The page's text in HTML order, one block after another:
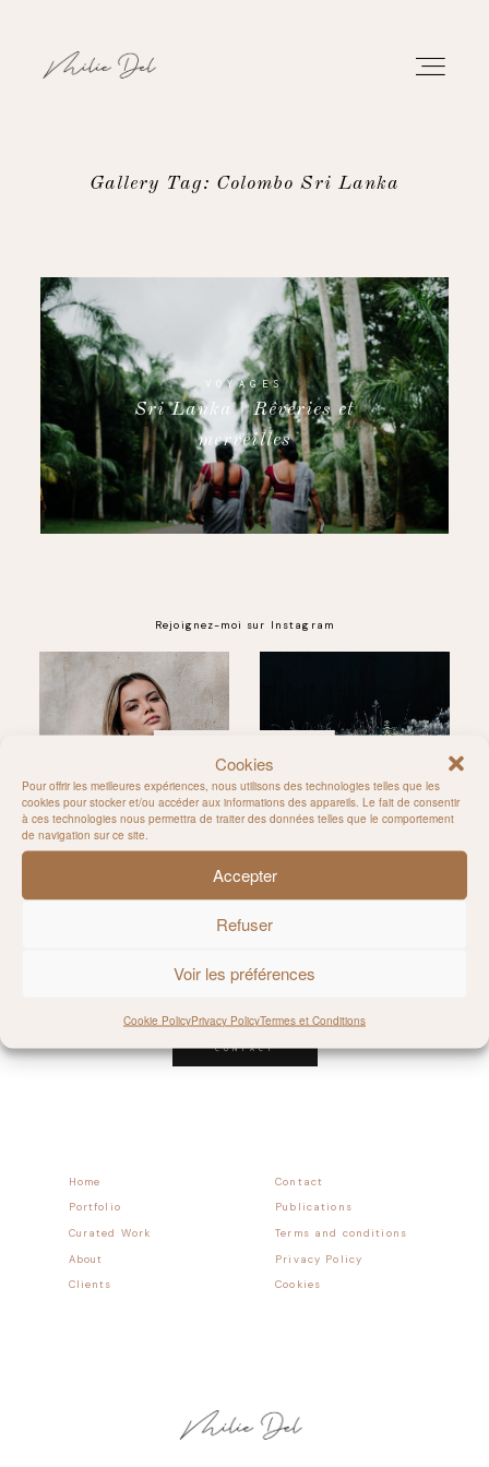
Cookies
Pour offrir les meilleures expériences, nous utilisons des technologies telles que les
cookies pour stocker et/ou accéder aux informations des appareils. Le fait de consentir
à ces technologies nous permettra de traiter des données telles que le comportement
de navigation sur ce site.
Accepter
Refuser
Voir les préférences
Cookie PolicyPrivacy PolicyTermes et Conditions
TRAVAUX
À PROPOS
CONTACT
Gallery Tag: Colombo Sri Lanka
VOYAGES
Sri Lanka | Rêveries et
merveilles
Rejoignez-moi sur Instagram
Contact
Home
Publications
Portfolio
Terms and conditions
Curated Work
CONTACT
Privacy Policy
About
Cookies
Clients